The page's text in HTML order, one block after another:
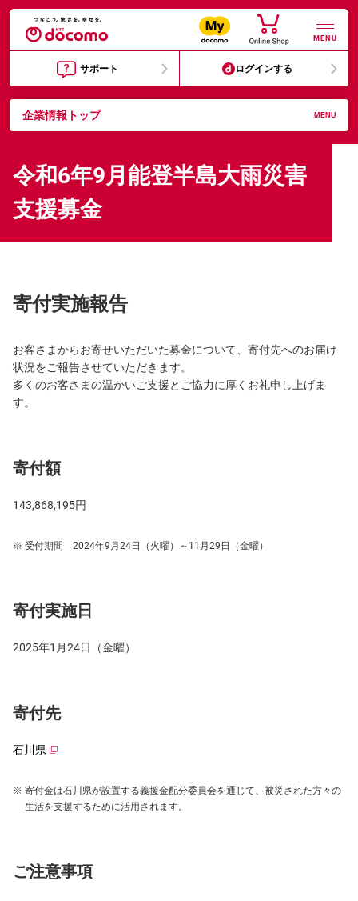
MENU
サポート ログインする
企業情報トップ MENU
令和6年9月能登半島大雨災害
支援募金
寄付実施報告
お客さまからお寄せいただいた募金について、寄付先へのお届け
状況をご報告させていただきます。
多くのお客さまの温かいご支援とご協力に厚くお礼申し上げま
す。
寄付額
143,868,195円
受付期間 2024年9月24日（火曜）～11月29日（金曜）
寄付実施日
2025年1月24日（金曜）
寄付先
石川県
寄付金は石川県が設置する義援金配分委員会を通じて、被災された方々の
生活を支援するために活用されます。
ご注意事項